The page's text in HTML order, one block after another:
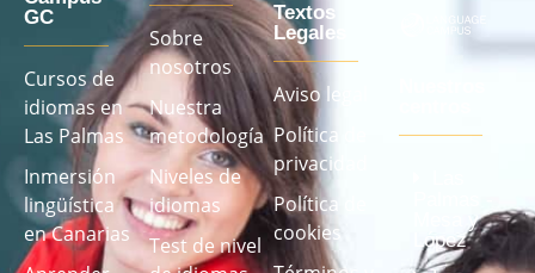
GC
Cursos de
idiomas en
Las Palmas
Inmersión
lingüística
en Canarias
Sobre
nosotros
Nuestra
metodología
Niveles de
idiomas
Test de nivel
Textos
Legales
Aviso legal
Política de
privacidad
Política de
cookies
Mesa y
López